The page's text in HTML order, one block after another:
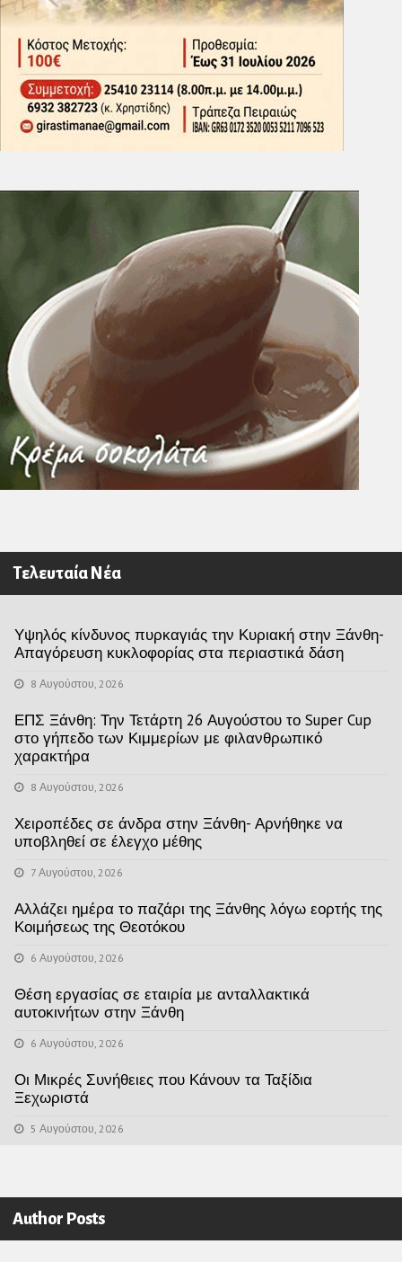
Τελευταία Νέα
Υψηλός κίνδυνος πυρκαγιάς την Κυριακή στην Ξάνθη-
Απαγόρευση κυκλοφορίας στα περιαστικά δάση
8 Αυγούστου, 2026
ΕΠΣ Ξάνθη: Την Τετάρτη 26 Αυγούστου το Super Cup
στο γήπεδο των Κιμμερίων με φιλανθρωπικό
χαρακτήρα
8 Αυγούστου, 2026
Χειροπέδες σε άνδρα στην Ξάνθη- Αρνήθηκε να
υποβληθεί σε έλεγχο μέθης
7 Αυγούστου, 2026
Αλλάζει ημέρα το παζάρι της Ξάνθης λόγω εορτής της
Κοιμήσεως της Θεοτόκου
6 Αυγούστου, 2026
Θέση εργασίας σε εταιρία με ανταλλακτικά
αυτοκινήτων στην Ξάνθη
6 Αυγούστου, 2026
Οι Μικρές Συνήθειες που Κάνουν τα Ταξίδια
Ξεχωριστά
5 Αυγούστου, 2026
Author Posts